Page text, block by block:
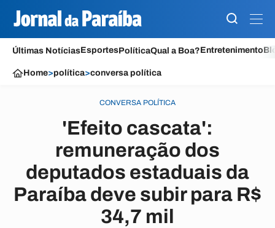
Últimas NotíciasEsportesPolíticaQual a Boa?Entretenimento
Home>política>conversa política
CONVERSA POLÍTICA
'Efeito cascata':
remuneração dos
deputados estaduais da
Paraíba deve subir para R$
34,7 mil